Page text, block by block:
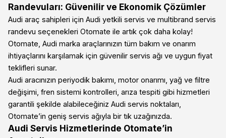
Randevuları: Güvenilir ve Ekonomik Çözümler
Audi araç sahipleri için Audi yetkili servis ve multibrand servis
randevu seçenekleri Otomate ile artık çok daha kolay!
Otomate, Audi marka araçlarınızın tüm bakım ve onarım
ihtiyaçlarını karşılamak için güvenilir servis ağı ve uygun fiyat
teklifleri sunar.
Audi aracınızın periyodik bakımı, motor onarımı, yağ ve filtre
değişimi, fren sistemi kontrolleri, arıza tespiti gibi hizmetleri
garantili şekilde alabileceğiniz Audi servis noktaları,
Otomate’in geniş servis ağıyla bir tık uzağınızda.
Audi Servis Hizmetlerinde Otomate’in